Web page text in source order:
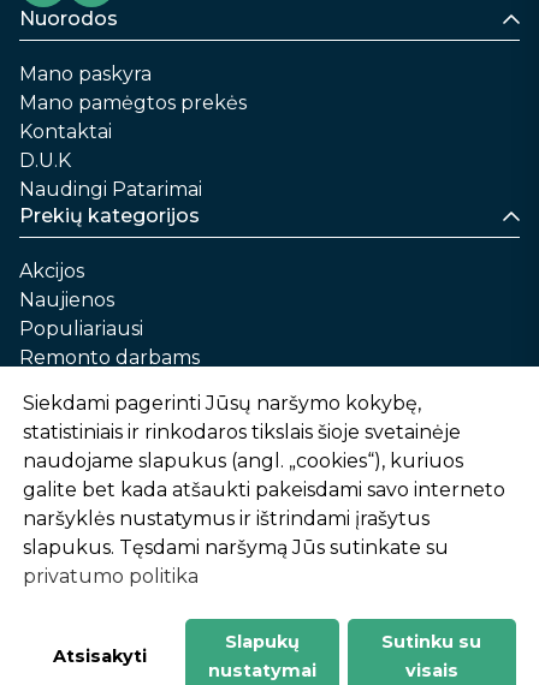
Nuorodos
Mano paskyra
Mano pamėgtos prekės
Kontaktai
D.U.K
Naudingi Patarimai
Prekių kategorijos
Akcijos
Naujienos
Populiariausi
Remonto darbams
Automobilių priežiūrai
Sodui ir daržui
Informacija
Apie mus
Prekių pirkimo – pardavimo taisyklės
Prekių pristatymas ir atsiėmimas
-
1
2
%
n
u
o
l
a
i
d
Siekdami pagerinti Jūsų naršymo kokybę,
statistiniais ir rinkodaros tikslais šioje svetainėje
naudojame slapukus (angl. „cookies“), kuriuos
galite bet kada atšaukti pakeisdami savo interneto
naršyklės nustatymus ir ištrindami įrašytus
slapukus. Tęsdami naršymą Jūs sutinkate su
privatumo politika
Atsisakyti
Slapukų
nustatymai
Sutinku su
visais